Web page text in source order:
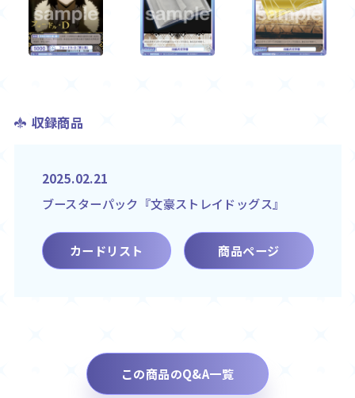
収録商品
2025.02.21
ブースターパック『文豪ストレイドッグス』
カードリスト 商品ページ
この商品のQ&A一覧